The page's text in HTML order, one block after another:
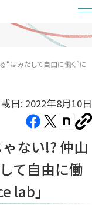
“はみだして自由に働く”に
日: 2022年8月10日
Facebook（新
い
タ
ブ
で
X（新
い
タ
ブ
note（新
い
タ
コ
ピ
ない!? 仲山
て自由に働
lab」